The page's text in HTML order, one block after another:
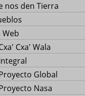
nos den Tierra
Web
Cxa' Wala
Global
Nasa